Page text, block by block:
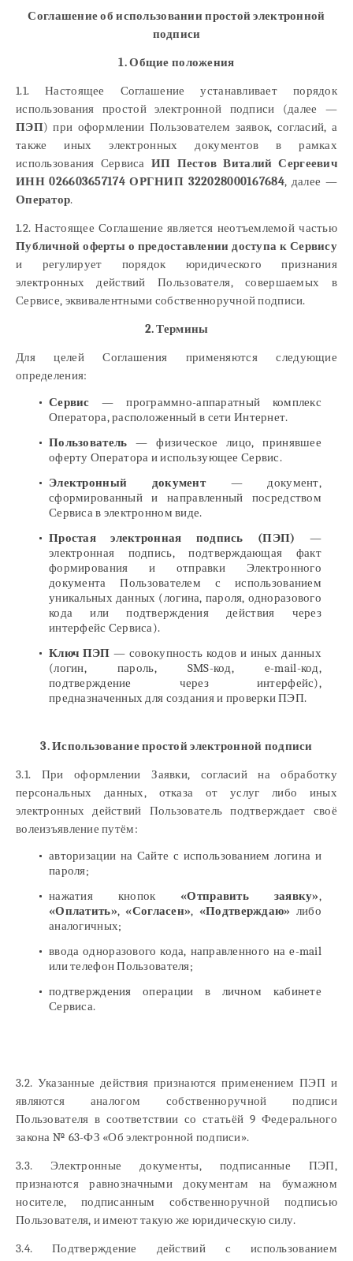
Соглашение об использовании простой электронной
подписи
1. Общие положения
1.1. Настоящее Соглашение устанавливает порядок
использования простой электронной подписи (далее —
ПЭП) при оформлении Пользователем заявок, согласий, а
также иных электронных документов в рамках
использования Сервиса ИП Пестов Виталий Сергеевич
ИНН 026603657174 ОРГНИП 322028000167684, далее —
Оператор.
1.2. Настоящее Соглашение является неотъемлемой частью
Публичной оферты о предоставлении доступа к Сервису
и регулирует порядок юридического признания
электронных действий Пользователя, совершаемых в
Сервисе, эквивалентными собственноручной подписи.
2. Термины
Для целей Соглашения применяются следующие
определения:
Сервис — программно-аппаратный комплекс
Оператора, расположенный в сети Интернет.
Пользователь — физическое лицо, принявшее
оферту Оператора и использующее Сервис.
Электронный документ— документ,
сформированный и направленный посредством
Сервиса в электронном виде.
Простая электронная подпись (ПЭП) —
электронная подпись, подтверждающая факт
формирования и отправки Электронного
документа Пользователем с использованием
уникальных данных (логина, пароля, одноразового
кода или подтверждения действия через
интерфейс Сервиса).
Ключ ПЭП — совокупность кодов и иных данных
(логин, пароль, SMS-код, e-mail-код,
подтверждение через интерфейс),
предназначенных для создания и проверки ПЭП.
3. Использование простой электронной подписи
3.1. При оформлении Заявки, согласий на обработку
персональных данных, отказа от услуг либо иных
электронных действий Пользователь подтверждает своё
волеизъявление путём:
авторизации на Сайте с использованием логина и
пароля;
нажатия кнопок«Отправить заявку»,
«Оплатить»,«Согласен», «Подтверждаю» либо
аналогичных;
ввода одноразового кода, направленного на e-mail
или телефон Пользователя;
подтверждения операции в личном кабинете
Сервиса.
3.2. Указанные действия признаются применением ПЭП и
являются аналогом собственноручной подписи
Пользователя в соответствии со статьёй 9 Федерального
закона № 63-ФЗ «Об электронной подписи».
3.3. Электронные документы, подписанные ПЭП,
признаются равнозначными документам на бумажном
носителе, подписанным собственноручной подписью
Пользователя, и имеют такую же юридическую силу.
3.4. Подтверждение действий с использованием